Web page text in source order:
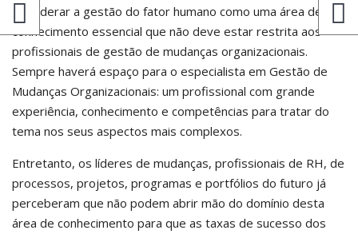
considerar a gestão do fator humano como uma área de
conhecimento essencial que não deve estar restrita aos
profissionais de gestão de mudanças organizacionais.
Sempre haverá espaço para o especialista em Gestão de
Mudanças Organizacionais: um profissional com grande
experiência, conhecimento e competências para tratar do
tema nos seus aspectos mais complexos.
Entretanto, os líderes de mudanças, profissionais de RH, de
processos, projetos, programas e portfólios do futuro já
perceberam que não podem abrir mão do domínio desta
área de conhecimento para que as taxas de sucesso dos